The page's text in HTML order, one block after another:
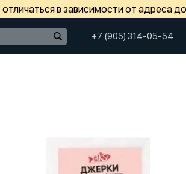
в зависимости от адреса
+7 (905) 314-05-54